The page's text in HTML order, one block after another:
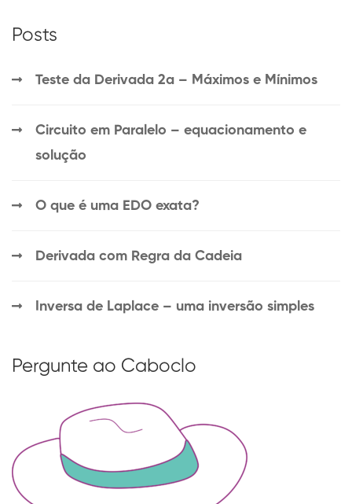
Posts
Teste da Derivada 2a – Máximos e Mínimos
Circuito em Paralelo – equacionamento e
solução
O que é uma EDO exata?
Derivada com Regra da Cadeia
Inversa de Laplace – uma inversão simples
Pergunte ao Caboclo